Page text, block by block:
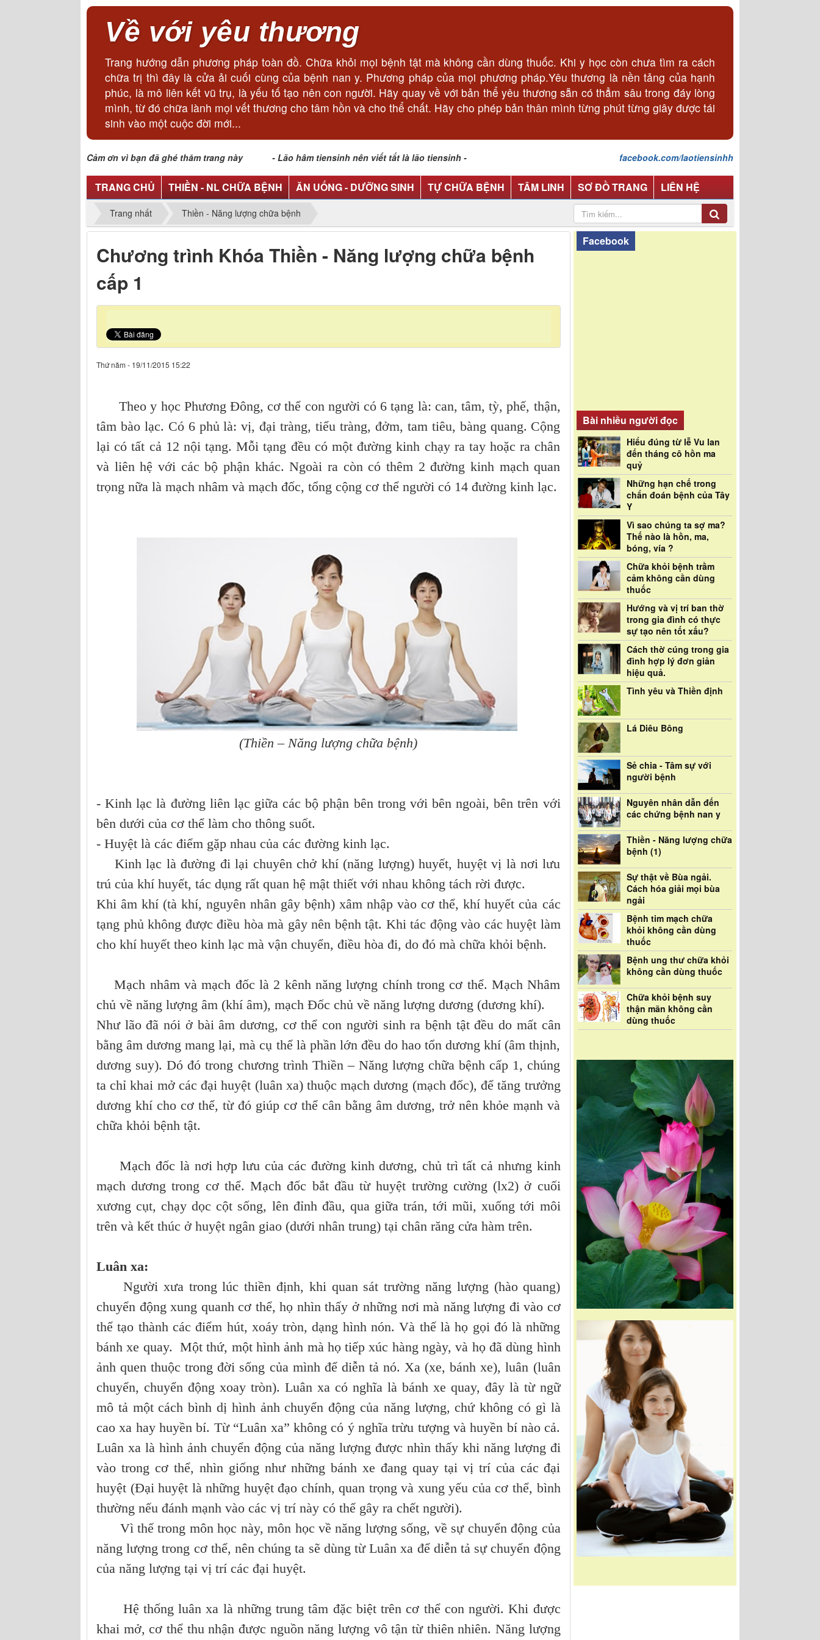
Về với yêu thương
Trang hướng dẫn phương pháp toàn đồ. Chữa khỏi mọi bệnh tật mà không cần dùng thuốc. Khi y học còn chưa tìm ra cách
chữa trị thì đây là cửa ải cuối cùng của bệnh nan y. Phương pháp của mọi phương pháp.Yêu thương là nền tảng của hạnh
phúc, là mô liên kết vũ trụ, là yếu tố tạo nên con người. Hãy quay về với bản thể yêu thương sẵn có thẳm sâu trong đáy lòng
mình, từ đó chữa lành mọi vết thương cho tâm hồn và cho thể chất. Hãy cho phép bản thân mình từng phút từng giây được tái
sinh vào một cuộc đời mới...
Cảm ơn vì bạn đã ghé thăm trang này - Lão hâm tiensinh nên viết tắt là lão tiensinh - facebook.com/laotiensinhh
TRANG CHỦ THIỀN - NL CHỮA BỆNH ĂN UỐNG - DƯỠNG SINH TỰ CHỮA BỆNH TÂM LINH SƠ ĐỒ TRANG LIÊN HỆ
Trang nhất Thiền - Năng lượng chữa bệnh
Chương trình Khóa Thiền - Năng lượng chữa bệnh
cấp 1
Thứ năm - 19/11/2015 15:22
Theo y học Phương Đông, cơ thể con người có 6 tạng là: can, tâm, tỳ, phế, thận,
tâm bào lạc. Có 6 phủ là: vị, đại tràng, tiểu tràng, đởm, tam tiêu, bàng quang. Cộng
lại có tất cả 12 nội tạng. Mỗi tạng đều có một đường kinh chạy ra tay hoặc ra chân
và liên hệ với các bộ phận khác. Ngoài ra còn có thêm 2 đường kinh mạch quan
trọng nữa là mạch nhâm và mạch đốc, tổng cộng cơ thể người có 14 đường kinh lạc.
(Thiền – Năng lượng chữa bệnh)
- Kinh lạc là đường liên lạc giữa các bộ phận bên trong với bên ngoài, bên trên với
bên dưới của cơ thể làm cho thông suốt.
- Huyệt là các điểm gặp nhau của các đường kinh lạc.
Kinh lạc là đường đi lại chuyên chở khí (năng lượng) huyết, huyệt vị là nơi lưu
trú của khí huyết, tác dụng rất quan hệ mật thiết với nhau không tách rời được.
Khi âm khí (tà khí, nguyên nhân gây bệnh) xâm nhập vào cơ thể, khí huyết của các
tạng phủ không được điều hòa mà gây nên bệnh tật. Khi tác động vào các huyệt làm
cho khí huyết theo kinh lạc mà vận chuyển, điều hòa đi, do đó mà chữa khỏi bệnh.
Mạch nhâm và mạch đốc là 2 kênh năng lượng chính trong cơ thể. Mạch Nhâm
chủ về năng lượng âm (khí âm), mạch Đốc chủ về năng lượng dương (dương khí).
Như lão đã nói ở bài âm dương, cơ thể con người sinh ra bệnh tật đều do mất cân
bằng âm dương mang lại, mà cụ thể là phần lớn đều do hao tổn dương khí (âm thịnh,
dương suy). Dó đó trong chương trình Thiền – Năng lượng chữa bệnh cấp 1, chúng
ta chỉ khai mở các đại huyệt (luân xa) thuộc mạch dương (mạch đốc), để tăng trưởng
dương khí cho cơ thể, từ đó giúp cơ thể cân bằng âm dương, trở nên khỏe mạnh và
chữa khỏi bệnh tật.
Mạch đốc là nơi hợp lưu của các đường kinh dương, chủ trì tất cả nhưng kinh
mạch dương trong cơ thể. Mạch đốc bắt đầu từ huyệt trường cường (lx2) ở cuối
xương cụt, chạy dọc cột sống, lên đỉnh đầu, qua giữa trán, tới mũi, xuống tới môi
trên và kết thúc ở huyệt ngân giao (dưới nhân trung) tại chân răng cửa hàm trên.
Luân xa:
Người xưa trong lúc thiền định, khi quan sát trường năng lượng (hào quang)
chuyển động xung quanh cơ thể, họ nhìn thấy ở những nơi mà năng lượng đi vào cơ
thể tạo thành các điểm hút, xoáy tròn, dạng hình nón. Và thế là họ gọi đó là những
bánh xe quay. Một thứ, một hình ảnh mà họ tiếp xúc hàng ngày, và họ đã dùng hình
ảnh quen thuộc trong đời sống của mình để diễn tả nó. Xa (xe, bánh xe), luân (luân
chuyển, chuyển động xoay tròn). Luân xa có nghĩa là bánh xe quay, đây là từ ngữ
mô tả một cách bình dị hình ảnh chuyển động của năng lượng, chứ không có gì là
cao xa hay huyền bí. Từ “Luân xa” không có ý nghĩa trừu tượng và huyền bí nào cả.
Luân xa là hình ảnh chuyển động của năng lượng được nhìn thấy khi năng lượng đi
vào trong cơ thể, nhìn giống như những bánh xe đang quay tại vị trí của các đại
huyệt (Đại huyệt là những huyệt đạo chính, quan trọng và xung yếu của cơ thể, bình
thường nếu đánh mạnh vào các vị trí này có thể gây ra chết người).
Vì thế trong môn học này, môn học về năng lượng sống, về sự chuyển động của
năng lượng trong cơ thể, nên chúng ta sẽ dùng từ Luân xa để diễn tả sự chuyển động
của năng lượng tại vị trí các đại huyệt.
Hệ thống luân xa là những trung tâm đặc biệt trên cơ thể con người. Khi được
khai mở, cơ thể thu nhận được nguồn năng lượng vô tận từ thiên nhiên. Năng lượng
Facebook
Bài nhiều người đọc
Hiểu đúng từ lễ Vu lan
đến tháng cô hồn ma
quỷ
Những hạn chế trong
chẩn đoán bệnh của Tây
Y
Vì sao chúng ta sợ ma?
Thế nào là hồn, ma,
bóng, vía ?
Chữa khỏi bệnh trầm
cảm không cần dùng
thuốc
Hướng và vị trí ban thờ
trong gia đình có thực
sự tạo nên tốt xấu?
Cách thờ cúng trong gia
đình hợp lý đơn giản
hiệu quả.
Tình yêu và Thiền định
Lá Diêu Bông
Sẻ chia - Tâm sự với
người bệnh
Nguyên nhân dẫn đến
các chứng bệnh nan y
Thiền - Năng lượng chữa
bệnh (1)
Sự thật về Bùa ngải.
Cách hóa giải mọi bùa
ngải
Bệnh tim mạch chữa
khỏi không cần dùng
thuốc
Bệnh ung thư chữa khỏi
không cần dùng thuốc
Chữa khỏi bệnh suy
thận mãn không cần
dùng thuốc